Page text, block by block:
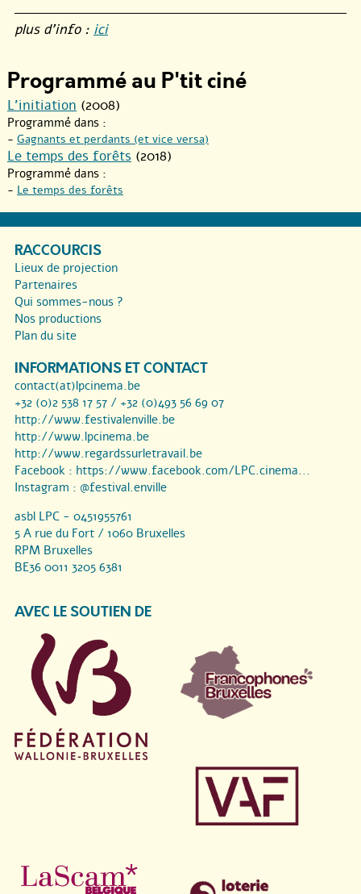
plus d’info : ici
Programmé au P'tit ciné
L’initiation (2008)
Programmé dans :
- Gagnants et perdants (et vice versa)
Le temps des forêts (2018)
Programmé dans :
- Le temps des forêts
RACCOURCIS
Lieux de projection
Partenaires
Qui sommes-nous ?
Nos productions
Plan du site
INFORMATIONS ET CONTACT
contact(at)lpcinema.be
+32 (0)2 538 17 57 / +32 (0)493 56 69 07
http://www.festivalenville.be
http://www.lpcinema.be
http://www.regardssurletravail.be
Facebook : https://www.facebook.com/LPC.cinema...
Instagram : @festival.enville
asbl LPC - 0451955761
5 A rue du Fort / 1060 Bruxelles
RPM Bruxelles
BE36 0011 3205 6381
AVEC LE SOUTIEN DE